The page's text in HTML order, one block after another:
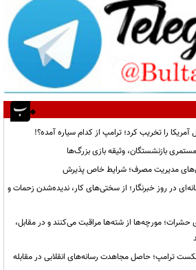
را تخریب کرد؛ ترامپ از کدام سیاره آمده؟!
بازنشستگان، وثیقه بازی بزرگ‌ها
مدیریت مصرف؛ شرایط خاص پذیرش
در روز خبرنگار؛ از سختی‌های کار، ندیده‌شدن زحمات و
حشرات؛ مورچه‌ها از شته‌ها مراقبت می‌کنند و در مقابل،
ترامپ؛ حاصل مجاهدت رسانه‌های انقلابی در مقابله